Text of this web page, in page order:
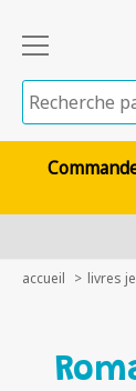
accueil livres